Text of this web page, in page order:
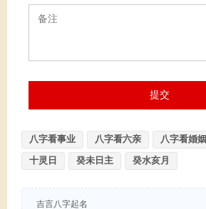
八字看事业 八字看六亲 八字看婚姻
十灵日 癸未日主 癸水亥月
吉言八字起名